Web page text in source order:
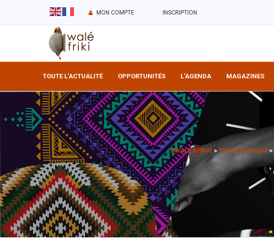
MON COMPTE INSCRIPTION
TOUTE L’ACTUALITÉ OPPORTUNITÉS L’AGENDA MAGAZINES
AWALE AFRIKI > Toute l'Actualité >